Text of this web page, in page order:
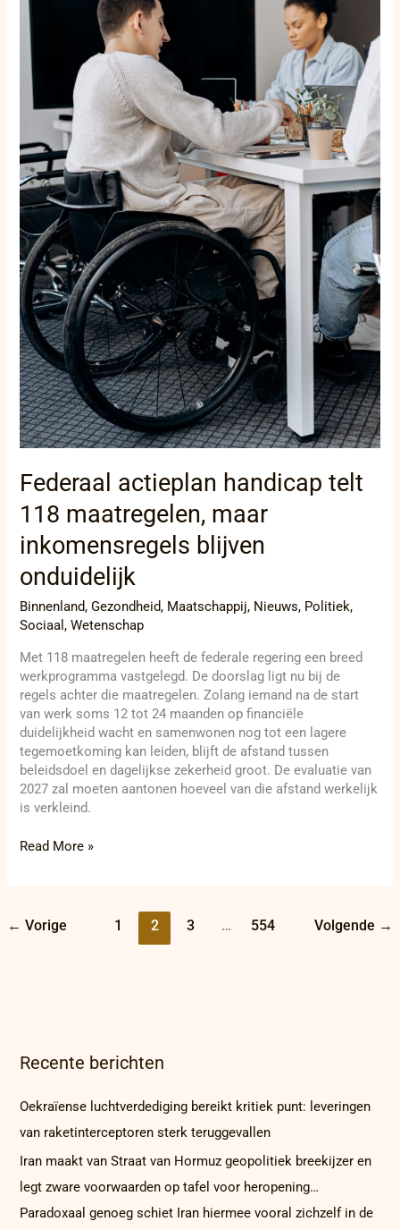
Federaal actieplan handicap telt
118 maatregelen, maar
inkomensregels blijven
onduidelijk
Binnenland,Gezondheid, Maatschappij, Nieuws, Politiek,
Sociaal,Wetenschap
Met 118 maatregelen heeft de federale regering een breed
werkprogramma vastgelegd. De doorslag ligt nu bij de
regels achter die maatregelen. Zolang iemand na de start
van werk soms 12 tot 24 maanden op financiële
duidelijkheid wacht en samenwonen nog tot een lagere
tegemoetkoming kan leiden, blijft de afstand tussen
beleidsdoel en dagelijkse zekerheid groot. De evaluatie van
2027 zal moeten aantonen hoeveel van die afstand werkelijk
is verkleind.
maatregelen,
maar
inkomensregels
blijven
onduidelijk
Read More »
← Vorige 1 2 3 … 554 Volgende →
Recente berichten
Oekraïense luchtverdediging bereikt kritiek punt: leveringen
van raketinterceptoren sterk teruggevallen
Iran maakt van Straat van Hormuz geopolitiek breekijzer en
legt zware voorwaarden op tafel voor heropening…
Paradoxaal genoeg schiet Iran hiermee vooral zichzelf in de